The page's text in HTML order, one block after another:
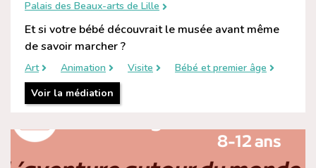
Palais des Beaux-arts de Lille
Et si votre bébé découvrait le musée avant même
de savoir marcher ?
Art Animation Visite
Bébé et premier âge
Voir la médiation